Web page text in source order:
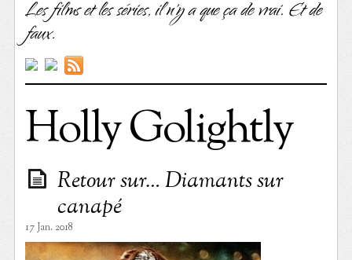
Les films et les séries, il n'y a que ça de vrai. Et de
faux.
Holly Golightly
Retour sur… Diamants sur
canapé
17 Jan. 2018